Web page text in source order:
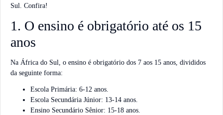
Sul. Confira!
1. O ensino é obrigatório até os 15
anos
Na África do Sul, o ensino é obrigatório dos 7 aos 15 anos, divididos
da seguinte forma:
Escola Primária: 6-12 anos.
Escola Secundária Júnior: 13-14 anos.
Ensino Secundário Sênior: 15-18 anos.